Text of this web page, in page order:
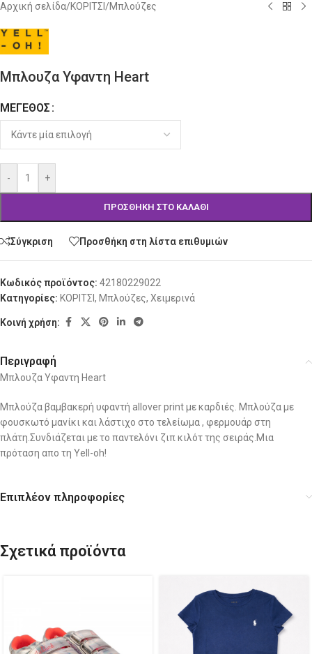
Αρχική σελίδα/ΚΟΡΙΤΣΙ /Μπλούζες
Μπλουζα Υφαντη Heart
ΜΈΓΕΘΟΣ
- +
ΠΡΟΣΘΉΚΗ ΣΤΟ ΚΑΛΆΘΙ
Alternative:
Σύγκριση Προσθήκη στη λίστα επιθυμιών
Κωδικός προϊόντος: 42180229022
Κατηγορίες: ΚΟΡΙΤΣΙ , Μπλούζες, Χειμερινά
Κοινή χρήση:
Περιγραφή
Μπλουζα Υφαντη Heart
Μπλούζα βαμβακερή υφαντή allover print με καρδιές. Μπλούζα με
φουσκωτό μανίκι και λάστιχο στο τελείωμα , φερμουάρ στη
πλάτη.Συνδιάζεται με το παντελόνι ζιπ κιλότ της σειράς.Μια
πρόταση απο τη Yell-oh!
Επιπλέον πληροφορίες
Σχετικά προϊόντα